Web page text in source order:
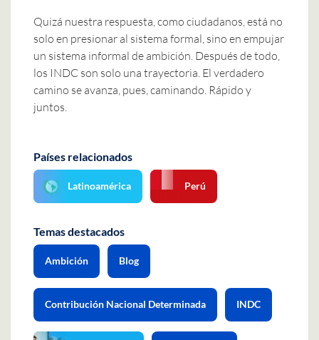
Quizá nuestra respuesta, como ciudadanos, está no
solo en presionar al sistema formal, sino en empujar
un sistema informal de ambición. Después de todo,
los INDC son solo una trayectoria. El verdadero
camino se avanza, pues, caminando. Rápido y
juntos.
Países relacionados
Latinoamérica Perú
Temas destacados
Ambición Blog
Contribución Nacional Determinada INDC